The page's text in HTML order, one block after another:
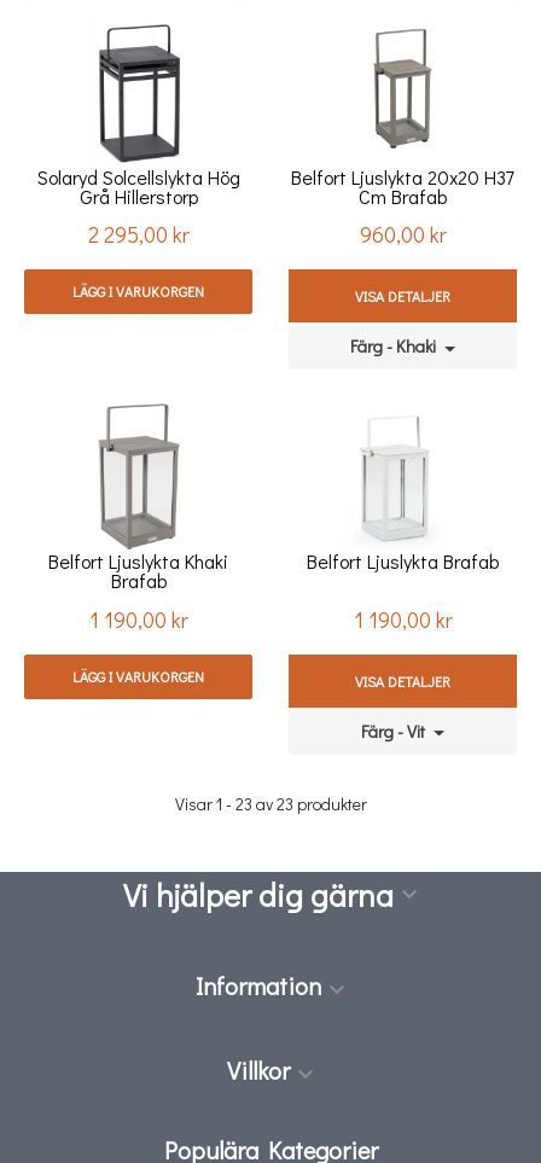
Solaryd Solcellslykta Hög
Grå Hillerstorp
Pris
2 295,00 kr
LÄGG I VARUKORGEN
Belfort Ljuslykta 20x20 H37
Cm Brafab
Pris
960,00 kr
VISA DETALJER
Färg - Khaki
Belfort Ljuslykta Khaki
Brafab
Pris
1 190,00 kr
LÄGG I VARUKORGEN
Belfort Ljuslykta Brafab
Pris
1 190,00 kr
VISA DETALJER
Färg - Vit
Visar 1 - 23 av 23 produkter
Vi hjälper dig gärna 
Information 
Villkor 
Populära Kategorier